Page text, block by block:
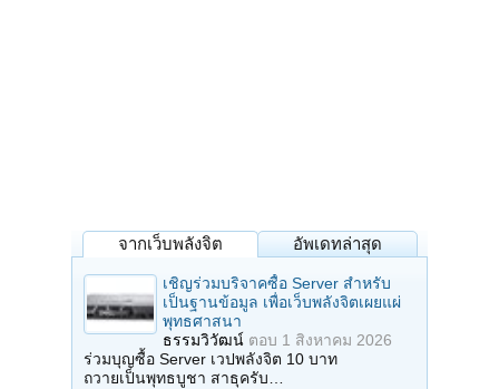
ส่งครับ)
คุณ อรรถพล ด่านศรีชาญชัย ธ.กรุงเทพ สาขา
พิษณุโลก ออมทรัพย์ เลขที่ 263-520213-4
โทร.084-6245007<!-- google_ad_section_end -->
จากเว็บพลังจิต อัพเดทล่าสุด
เชิญร่วมบริจาคซื้อ Server สำหรับ
เป็นฐานข้อมูล เพื่อเว็บพลังจิตเผยแผ่
พุทธศาสนา
ธรรมวิวัฒน์ ตอบ 1 สิงหาคม 2026
ร่วมบุญซื้อ Server เวปพลังจิต 10 บาท
ถวายเป็นพุทธบูชา สาธุครับ…